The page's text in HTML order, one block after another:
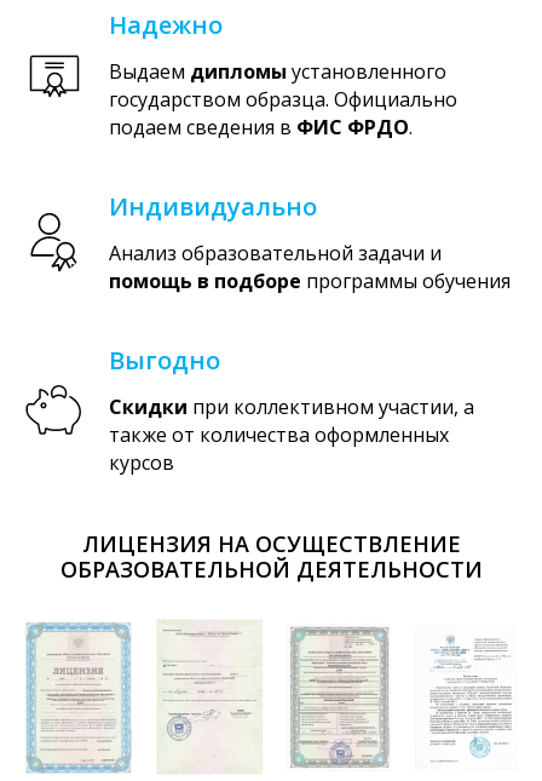
Надежно
Выдаем дипломы установленного
государством образца. Официально
подаем сведения в ФИС ФРДО.
Индивидуально
Анализ образовательной задачи и
помощь в подборе программы обучения
Выгодно
Скидки при коллективном участии, а
также от количества оформленных
курсов
ЛИЦЕНЗИЯ НА ОСУЩЕСТВЛЕНИЕ
ОБРАЗОВАТЕЛЬНОЙ ДЕЯТЕЛЬНОСТИ